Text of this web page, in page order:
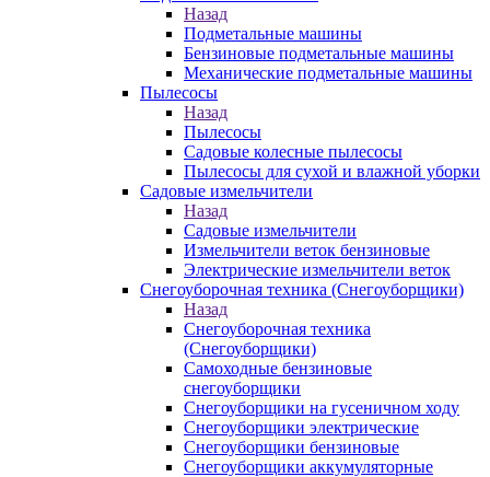
Назад
Подметальные машины
Бензиновые подметальные машины
Механические подметальные машины
Пылесосы
Назад
Пылесосы
Садовые колесные пылесосы
Пылесосы для сухой и влажной уборки
Садовые измельчители
Назад
Садовые измельчители
Измельчители веток бензиновые
Электрические измельчители веток
Снегоуборочная техника (Снегоуборщики)
Назад
Снегоуборочная техника
(Снегоуборщики)
Самоходные бензиновые
снегоуборщики
Снегоуборщики на гусеничном ходу
Снегоуборщики электрические
Снегоуборщики бензиновые
Снегоуборщики аккумуляторные